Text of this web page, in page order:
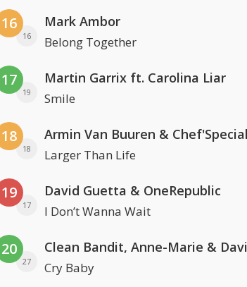
16
16
Mark Ambor
Belong Together
17
19
Martin Garrix ft. Carolina Liar
Smile
18
18
Armin Van Buuren & Chef'Special
Larger Than Life
19
17
David Guetta & OneRepublic
I Don’t Wanna Wait
20
27 Cry Baby